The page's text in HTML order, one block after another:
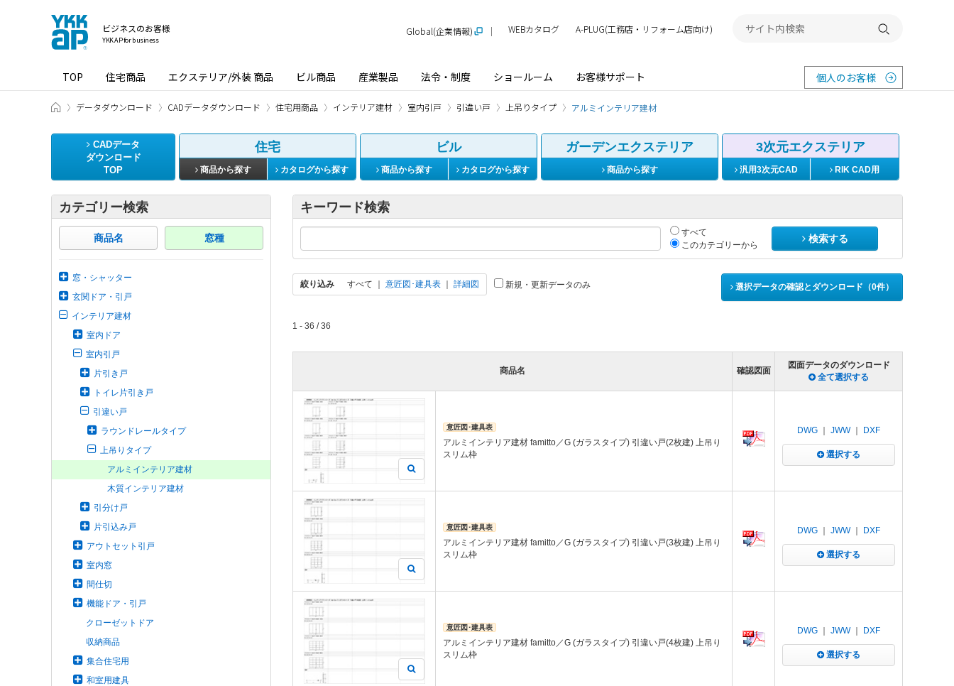
ビジネスのお客様
YKK AP for business
TOP 住宅商品 エクステリア/外装 商品 ビル商品 産業製品 法令・制度 ショールーム お客様サポート 個人のお客様
Global(企業情報) WEBカタログ A-PLUG(工務店・リフォーム店向け) 検索する
ビジネスのお客様 HOME
データダウンロード CADデータダウンロード 住宅用商品 インテリア建材 室内引戸 引違い戸 上吊りタイプ アルミインテリア建材
CADデータ
ダウンロード
TOP
住宅
商品から探す カタログから探す
ビル
商品から探す カタログから探す
ガーデンエクステリア
商品から探す
3次元エクステリア
汎用3次元CAD RIK CAD用
カテゴリー検索
商品名 窓種
窓・シャッター
玄関ドア・引戸
インテリア建材
室内ドア
室内引戸
片引き戸
トイレ片引き戸
引違い戸
ラウンドレールタイプ
上吊りタイプ
アルミインテリア建材
木質インテリア建材
引分け戸
片引込み戸
アウトセット引戸
室内窓
間仕切
機能ドア・引戸
クローゼットドア
収納商品
集合住宅用
和室用建具
キーワード検索
すべて
このカテゴリーから
検索する
絞り込み すべて 意匠図･建具表 詳細図 新規・更新データのみ 選択データの確認とダウンロード（0件）
1 - 36 / 36
商品名 確認図面
図面データのダウンロード
全て選択する
意匠図･建具表
アルミインテリア建材 famitto／G (ガラスタイプ) 引違い戸(2枚建) 上吊り
スリム枠
DWG JWW｜ DXF
選択する
意匠図･建具表
アルミインテリア建材 famitto／G (ガラスタイプ) 引違い戸(3枚建) 上吊り
スリム枠
DWG JWW｜ DXF
選択する
意匠図･建具表
アルミインテリア建材 famitto／G (ガラスタイプ) 引違い戸(4枚建) 上吊り
スリム枠
DWG JWW｜ DXF
選択する